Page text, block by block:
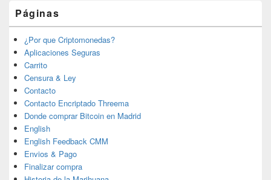
Páginas
¿Por que Criptomonedas?
Aplicaciones Seguras
Carrito
Censura & Ley
Contacto
Contacto Encriptado Threema
Donde comprar Bitcoin en Madrid
English
English Feedback CMM
Envios & Pago
Finalizar compra